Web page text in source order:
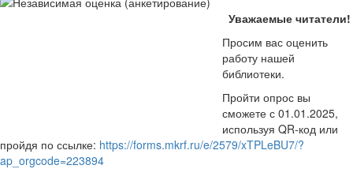
Уважаемые читатели!
Просим вас оценить
работу нашей
библиотеки.
Пройти опрос вы
сможете с 01.01.2025,
используя QR-код или
пройдя по ссылке: https://forms.mkrf.ru/e/2579/xTPLeBU7/?
ap_orgcode=223894